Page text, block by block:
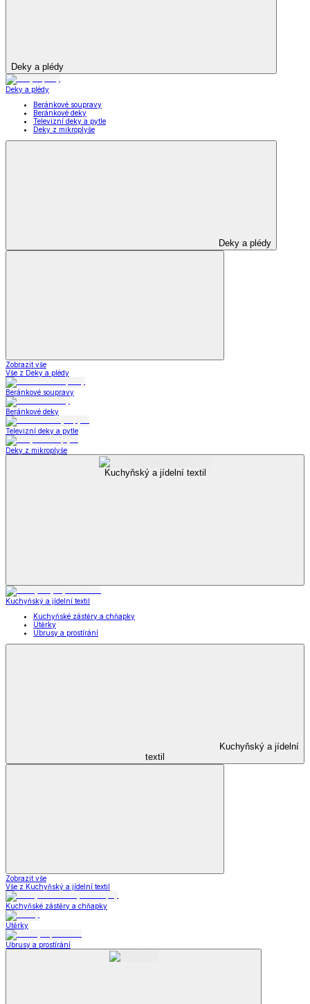
Deky a plédy
Deky a plédy
Beránkové soupravy
Beránkové deky
Televizní deky a pytle
Deky z mikroplyše
Deky a plédy
Zobrazit vše
Vše z Deky a plédy
Beránkové soupravy
Beránkové deky
Televizní deky a pytle
Deky z mikroplyše
Kuchyňský a jídelní textil
Kuchyňský a jídelní textil
Kuchyňské zástěry a chňapky
Utěrky
Ubrusy a prostírání
Kuchyňský a jídelní
textil
Zobrazit vše
Vše z Kuchyňský a jídelní textil
Kuchyňské zástěry a chňapky
Utěrky
Ubrusy a prostírání